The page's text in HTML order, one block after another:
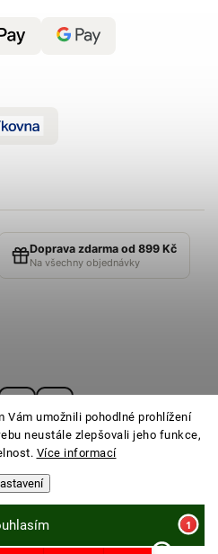
Vám umožnili pohodlné prohlížení
neustále zlepšovali jeho funkce,
Více informací
Doprava zdarma od 899 Kč
Na všechny objednávky
· Všechna práva vyhrazena ·
cookies